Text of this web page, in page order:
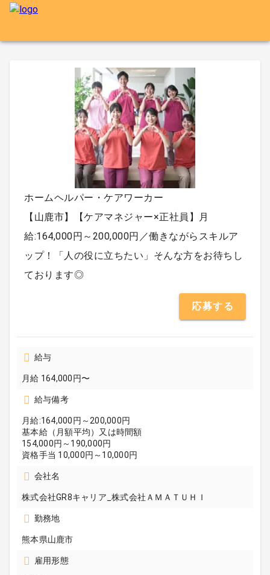
ホームヘルパー・ケアワーカー
【山鹿市】【ケアマネジャー×正社員】月
給:164,000円～200,000円／働きながらスキルア
ップ！「人の役に立ちたい」そんな方をお待ちし
ております◎
応募する
給与
月給 164,000円〜
給与備考
月給:164,000円～200,000円
基本給（月額平均）又は時間額
154,000円～190,000円
資格手当 10,000円～10,000円
会社名
株式会社GR8キャリア_株式会社ＡＭＡＴＵＨＩ
勤務地
熊本県山鹿市
雇用形態